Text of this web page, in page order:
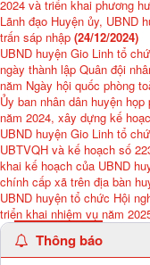
2024 và triển khai phương
Lãnh đạo Huyện ủy, UBND
trấn sáp nhập (24/12/2024)
UBND huyện Gio Linh tổ
ngày thành lập Quân đội
năm Ngày hội quốc phòng
Ủy ban nhân dân huyện
năm 2024, xây dựng kế
UBND huyện Gio Linh tổ
UBTVQH và kế hoạch số
khai kế hoạch của UBND
chính cấp xã trên địa bàn
UBND huyện tổ chức Hội
triển khai nhiệm vụ năm
Thông báo